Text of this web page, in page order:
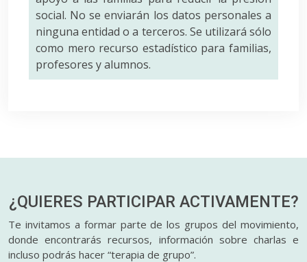
social. No se enviarán los datos personales a
ninguna entidad o a terceros. Se utilizará sólo
como mero recurso estadístico para familias,
profesores y alumnos.
¿QUIERES PARTICIPAR ACTIVAMENTE?
Te invitamos a formar parte de los grupos del movimiento,
donde encontrarás recursos, información sobre charlas e
incluso podrás hacer “terapia de grupo”.